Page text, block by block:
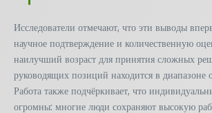
Исследователи отмечают, что эти выводы
научное подтверждение и количественную
наилучший возраст для принятия сложных
руководящих позиций находится в диапазоне
Работа также подчёркивает, что
огромны: многие люди сохраняют высокую